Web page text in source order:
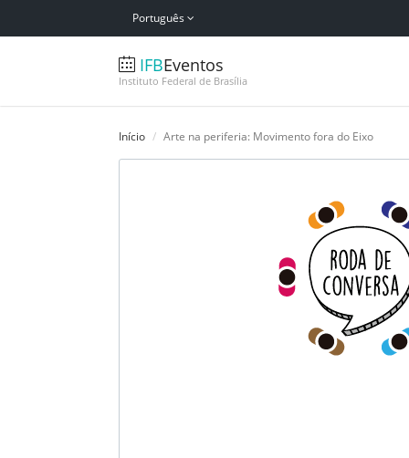
Português
IFBEventos
Instituto Federal de Brasília
Início Arte na periferia: Movimento fora do Eixo